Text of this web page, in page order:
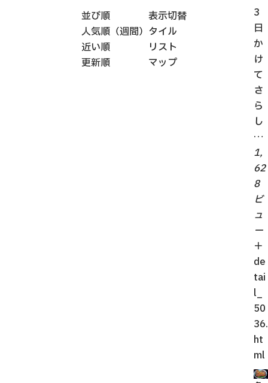
並び順
人気順（週間）
近い順
更新順
表示切替
タイル
リスト
マップ
3
日
か
け
て
さ
ら
し
…
1,
62
8
ビ
ュ
ー
＋
de
tai
l_
50
36.
ht
ml